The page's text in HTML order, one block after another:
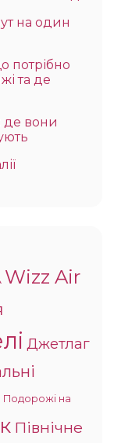
на один
потрібно
та де
де вони
Wizz Air
Джетлаг
Подорожі на
Північне